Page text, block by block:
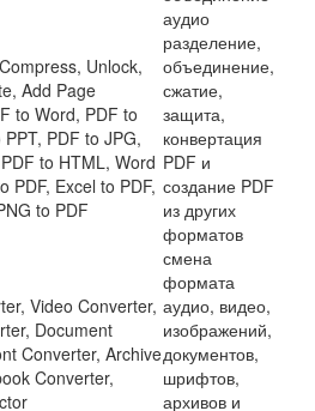
аудио
Unlock,
Add Page
to Word, PDF to
PDF to JPG,
to HTML, Word
PDF, Excel to PDF,
to PDF
разделение,
объединение,
сжатие,
защита,
конвертация
PDF и
создание PDF
из других
форматов
Video Converter,
Document
Converter, Archive
Converter,
смена
формата
аудио, видео,
изображений,
документов,
шрифтов,
архивов и